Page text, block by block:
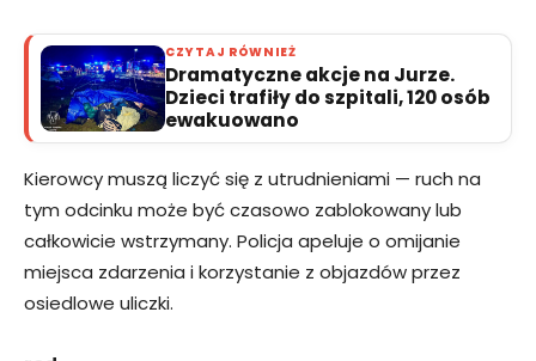
CZYTAJ RÓWNIEŻ
Dramatyczne akcje na Jurze.
Dzieci trafiły do szpitali, 120 osób
ewakuowano
Kierowcy muszą liczyć się z utrudnieniami — ruch na
tym odcinku może być czasowo zablokowany lub
całkowicie wstrzymany. Policja apeluje o omijanie
miejsca zdarzenia i korzystanie z objazdów przez
osiedlowe uliczki.